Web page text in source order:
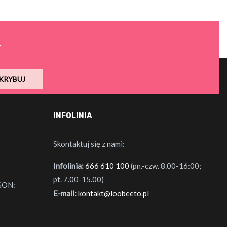
INFOLINIA
Skontaktuj się z nami:
Infolinia:666 610 100 (pn.-czw. 8.00-16:00;
pt. 7.00-15.00)
E-mail:kontakt@loobeeto.pl